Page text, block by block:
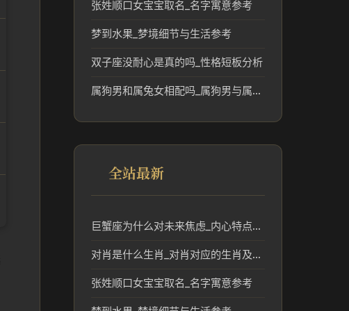
张姓顺口女宝宝取名_名字寓意参考
梦到水果_梦境细节与生活参考
双子座没耐心是真的吗_性格短板分析
属狗男和属兔女相配吗_属狗男与属兔女婚配的和谐与挑战分析
全站最新
巨蟹座为什么对未来焦虑_内心特点解析
对肖是什么生肖_对肖对应的生肖及其文化解读
张姓顺口女宝宝取名_名字寓意参考